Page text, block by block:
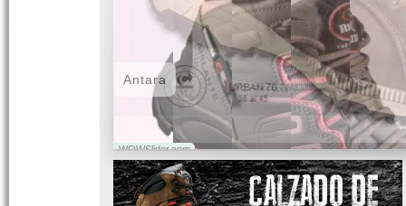
WOWSlider.com
Antara